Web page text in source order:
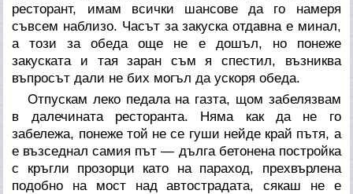
ресторант, имам всички шансове да го намеря
съвсем наблизо. Часът за закуска отдавна е минал,
а този за обеда още не е дошъл, но понеже
закуската и тая заран съм я спестил, възниква
въпросът дали не бих могъл да ускоря обеда.
Отпускам леко педала на газта, щом забелязвам
в далечината ресторанта. Няма как да не го
забележа, понеже той не се гуши нейде край пътя, а
е възседнал самия път — дълга бетонена постройка
с кръгли прозорци като на параход, прехвърлена
подобно на мост над автострадата, сякаш не е